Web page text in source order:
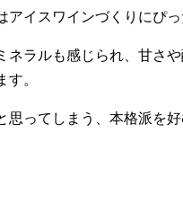
アイスワインづくりにぴ
ネラルも感じられ、甘さ
。
思ってしまう、本格派を